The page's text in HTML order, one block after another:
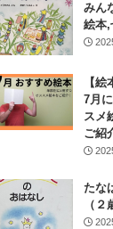
みん
絵本,
【
7月
スメ
ご紹
たな
（